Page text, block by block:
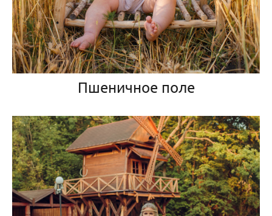
Пшеничное поле